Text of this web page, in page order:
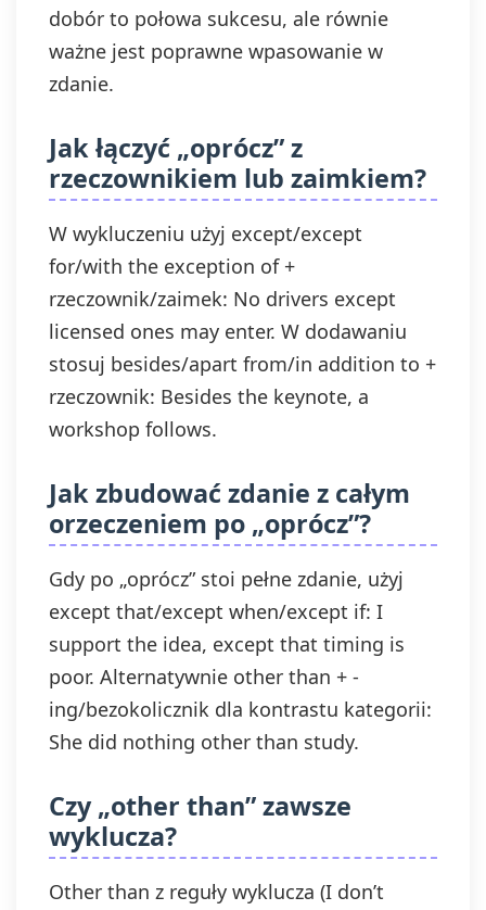
dobór to połowa sukcesu, ale równie
ważne jest poprawne wpasowanie w
zdanie.
Jak łączyć „oprócz” z
rzeczownikiem lub zaimkiem?
W wykluczeniu użyj except/except
for/with the exception of +
rzeczownik/zaimek: No drivers except
licensed ones may enter. W dodawaniu
stosuj besides/apart from/in addition to +
rzeczownik: Besides the keynote, a
workshop follows.
Jak zbudować zdanie z całym
orzeczeniem po „oprócz”?
Gdy po „oprócz” stoi pełne zdanie, użyj
except that/except when/except if: I
support the idea, except that timing is
poor. Alternatywnie other than + -
ing/bezokolicznik dla kontrastu kategorii:
She did nothing other than study.
Czy „other than” zawsze
wyklucza?
Other than z reguły wyklucza (I don’t